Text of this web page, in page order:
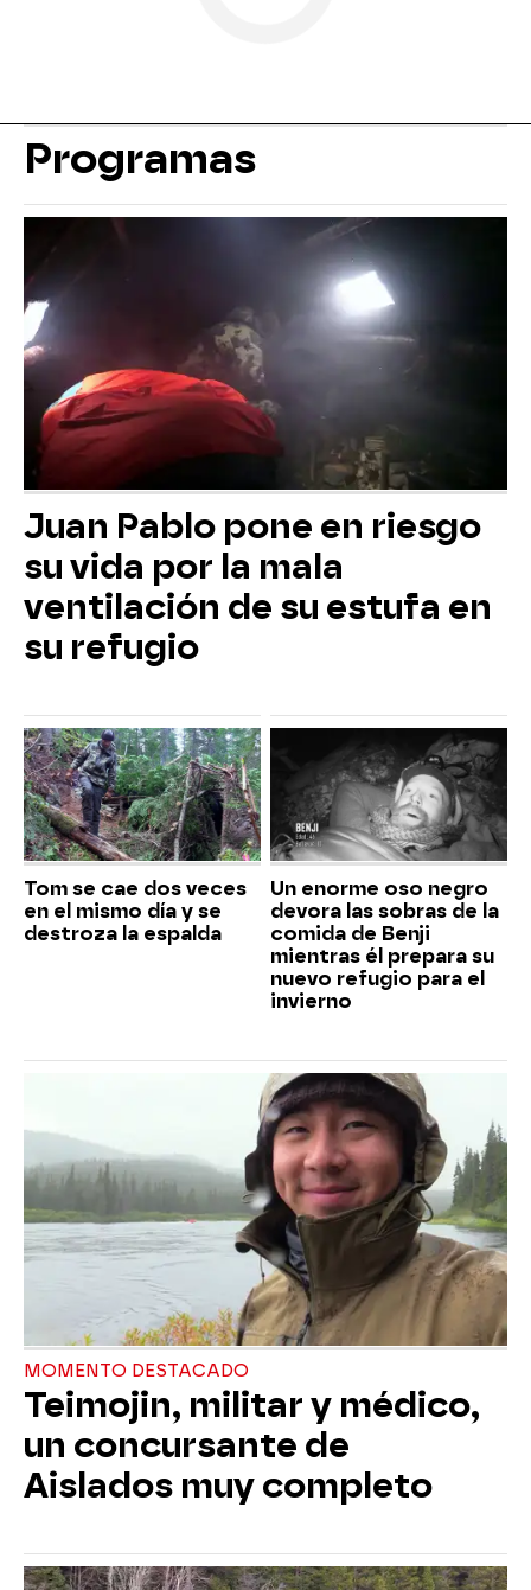
Programas
Juan Pablo pone en riesgo
su vida por la mala
ventilación de su estufa en
su refugio
Tom se cae dos veces
en el mismo día y se
destroza la espalda
Un enorme oso negro
devora las sobras de la
comida de Benji
mientras él prepara su
nuevo refugio para el
invierno
MOMENTO DESTACADO
Teimojin, militar y médico,
un concursante de
Aislados muy completo